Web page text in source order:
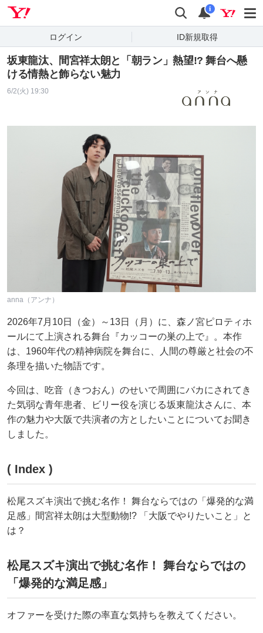
検索 通知
i
ログイン ID新規取得
坂東龍汰、間宮祥太朗と「朝ラン」熱望!? 舞台へ懸
ける情熱と飾らない魅力
6/2(火) 19:30
anna（アンナ）
2026年7月10日（金）～13日（月）に、森ノ宮ピロティホ
ールにて上演される舞台『カッコーの巣の上で』。本作
は、1960年代の精神病院を舞台に、人間の尊厳と社会の不
条理を描いた物語です。
今回は、吃音（きつおん）のせいで周囲にバカにされてき
た気弱な青年患者、ビリー役を演じる坂東龍汰さんに、本
作の魅力や大阪で共演者の方としたいことについてお聞き
しました。
( Index )
松尾スズキ演出で挑む名作！ 舞台ならではの「爆発的な満
足感」間宮祥太朗は大型動物!? 「大阪でやりたいこと」と
は？
松尾スズキ演出で挑む名作！ 舞台ならではの
「爆発的な満足感」
オファーを受けた際の率直な気持ちを教えてください。